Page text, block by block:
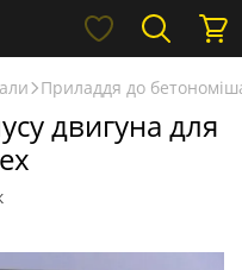
Приладдя до
двигуна для